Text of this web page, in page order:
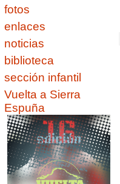
fotos
enlaces
noticias
biblioteca
sección infantil
Vuelta a Sierra
Espuña